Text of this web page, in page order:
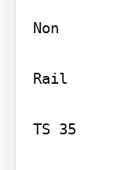
Non
Rail
TS 35